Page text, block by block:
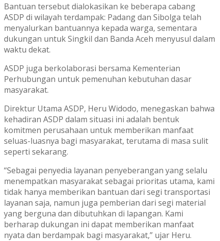
Bantuan tersebut dialokasikan ke beberapa cabang
ASDP di wilayah terdampak: Padang dan Sibolga telah
menyalurkan bantuannya kepada warga, sementara
dukungan untuk Singkil dan Banda Aceh menyusul dalam
waktu dekat.
ASDP juga berkolaborasi bersama Kementerian
Perhubungan untuk pemenuhan kebutuhan dasar
masyarakat.
Direktur Utama ASDP, Heru Widodo, menegaskan bahwa
kehadiran ASDP dalam situasi ini adalah bentuk
komitmen perusahaan untuk memberikan manfaat
seluas-luasnya bagi masyarakat, terutama di masa sulit
seperti sekarang.
“Sebagai penyedia layanan penyeberangan yang selalu
menempatkan masyarakat sebagai prioritas utama, kami
tidak hanya memberikan bantuan dari segi transportasi
layanan saja, namun juga pemberian dari segi material
yang berguna dan dibutuhkan di lapangan. Kami
berharap dukungan ini dapat memberikan manfaat
nyata dan berdampak bagi masyarakat,” ujar Heru.